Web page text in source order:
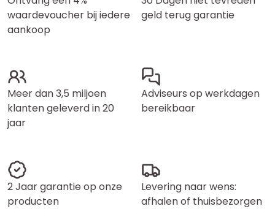
waardevoucher bij iedere
aankoop
geld terug garantie
Meer dan 3,5 miljoen
klanten geleverd in 20
jaar
Adviseurs op werkdagen
bereikbaar
2 Jaar garantie op onze
producten
Levering naar wens:
afhalen of thuisbezorgen